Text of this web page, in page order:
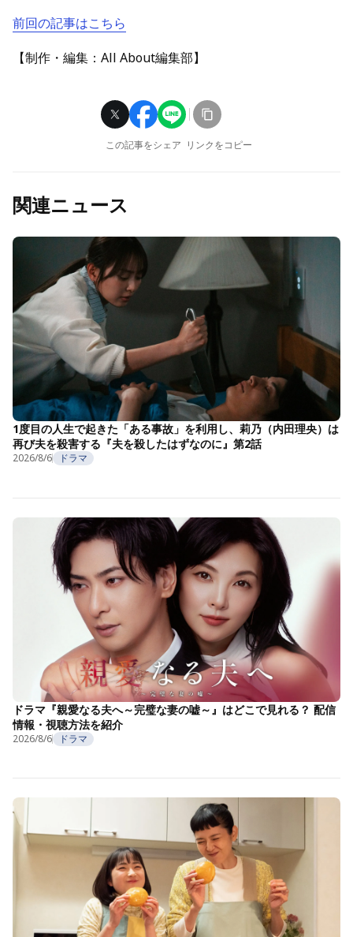
前回の記事はこちら
【制作・編集：All About編集部】
この記事をシェア リンクをコピー
関連ニュース
1度目の人生で起きた「ある事故」を利用し、莉乃（内田理央）は
再び夫を殺害する『夫を殺したはずなのに』第2話
2026/8/6 ドラマ
ドラマ『親愛なる夫へ～完璧な妻の嘘～』はどこで見れる？ 配信
情報・視聴方法を紹介
2026/8/6 ドラマ